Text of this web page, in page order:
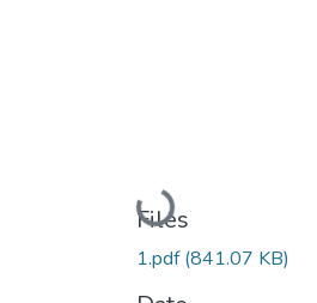
Loading...
Files
1.pdf(841.07 KB)